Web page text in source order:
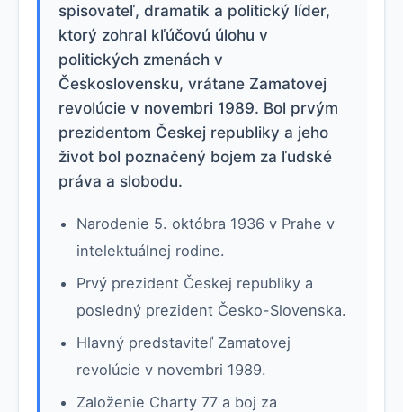
spisovateľ, dramatik a politický líder,
ktorý zohral kľúčovú úlohu v
politických zmenách v
Československu, vrátane Zamatovej
revolúcie v novembri 1989. Bol prvým
prezidentom Českej republiky a jeho
život bol poznačený bojem za ľudské
práva a slobodu.
Narodenie 5. októbra 1936 v Prahe v
intelektuálnej rodine.
Prvý prezident Českej republiky a
posledný prezident Česko-Slovenska.
Hlavný predstaviteľ Zamatovej
revolúcie v novembri 1989.
Založenie Charty 77 a boj za